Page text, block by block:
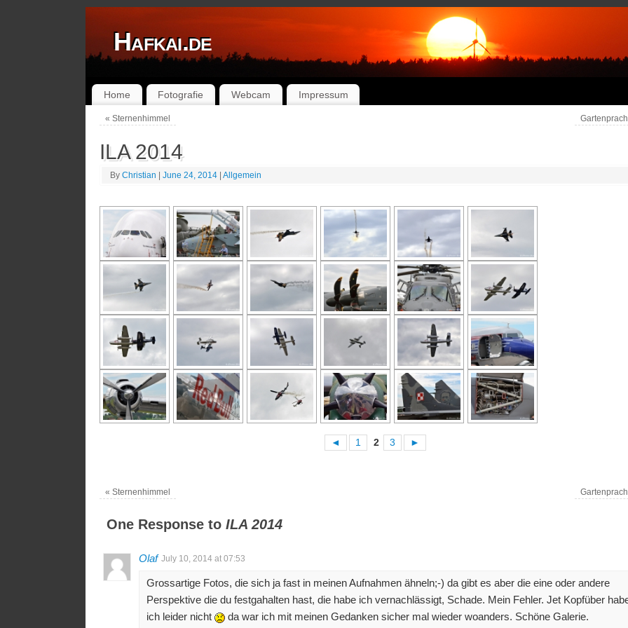
Hafkai.de
Home Fotografie Webcam Impressum
« Sternenhimmel
ILA 2014
By Christian | June 24, 2014 | Allgemein
◄ 1 2 3 ►
« Sternenhimmel
One Response to ILA 2014
Olaf July 10, 2014 at 07:53
Grossartige Fotos, die sich ja fast in meinen Aufnahmen ähneln;-) da gibt es aber die eine oder andere
Perspektive die du festgahalten hast, die habe ich vernachlässigt, Schade. Mein Fehler. Jet Kopfüber
ich leider nicht
da war ich mit meinen Gedanken sicher mal wieder woanders. Schöne Galerie.